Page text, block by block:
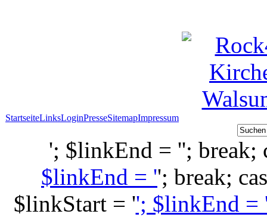
StartseiteLinksLoginPresseSitemapImpressum
'; $linkEnd = ''; break;
$linkEnd = ''; break;
$linkStart = ''; $linkEnd =